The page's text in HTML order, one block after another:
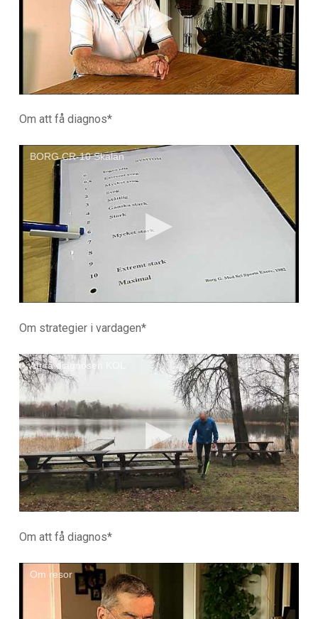
Om att få diagnos*
BORG CR-10 Skalan
Om strategier i vardagen*
Att få diagnosen KOL
Om att få diagnos*
Om resor